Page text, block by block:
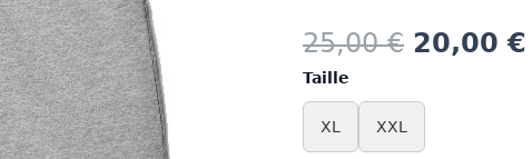
25,00€ 20,00€
Taille
XL XXL